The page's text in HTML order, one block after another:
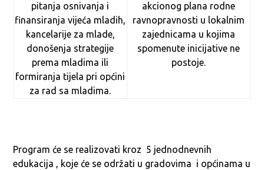
pitanja osnivanja i
finansiranja vijeća mladih,
kancelarije za mlade,
donošenja strategije
prema mladima ili
formiranja tijela pri općini
za rad sa mladima.
akcionog plana rodne
ravnopravnosti u lokalnim
zajednicama u kojima
spomenute inicijative ne
postoje.
Program će se realizovati kroz 5 jednodnevnih
edukacija , koje će se održati u gradovima i općinama u